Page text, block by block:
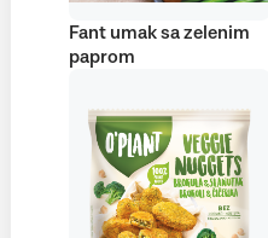
Fant umak sa zelenim
paprom